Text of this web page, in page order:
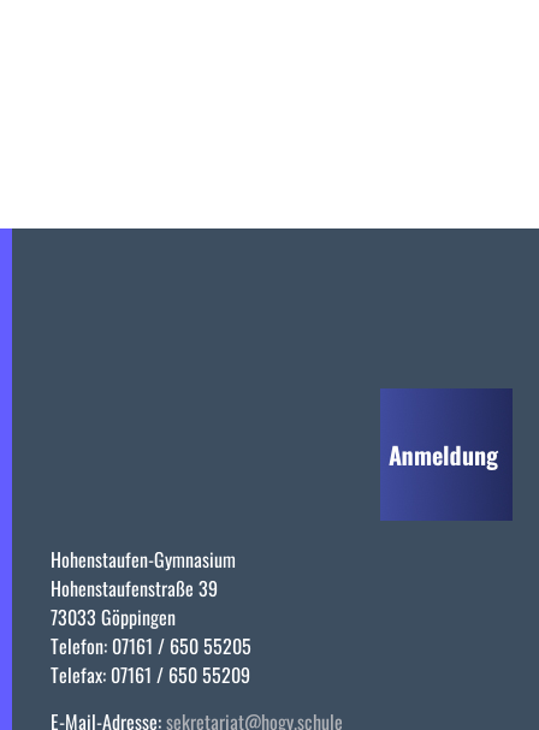
Hohenstaufen-Gymnasium
Hohenstaufenstraße 39
73033 Göppingen
Telefon: 07161 / 650 55205
Telefax: 07161 / 650 55209
E-Mail-Adresse:sekretariat@hogy.schule